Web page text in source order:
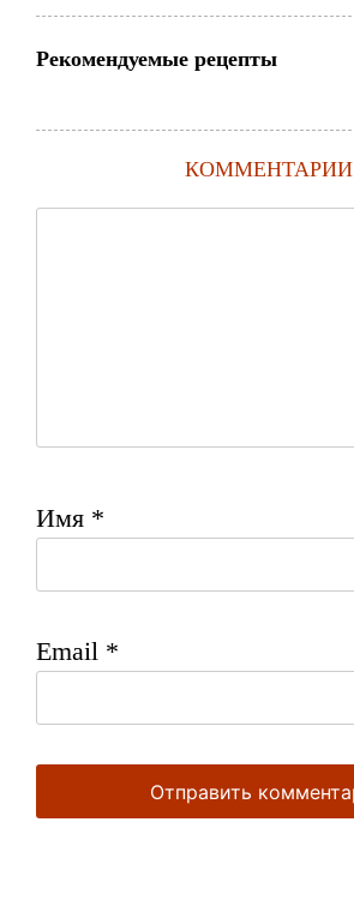
Рекомендуемые рецепты
КОММЕНТАРИИ
Имя *
Email *